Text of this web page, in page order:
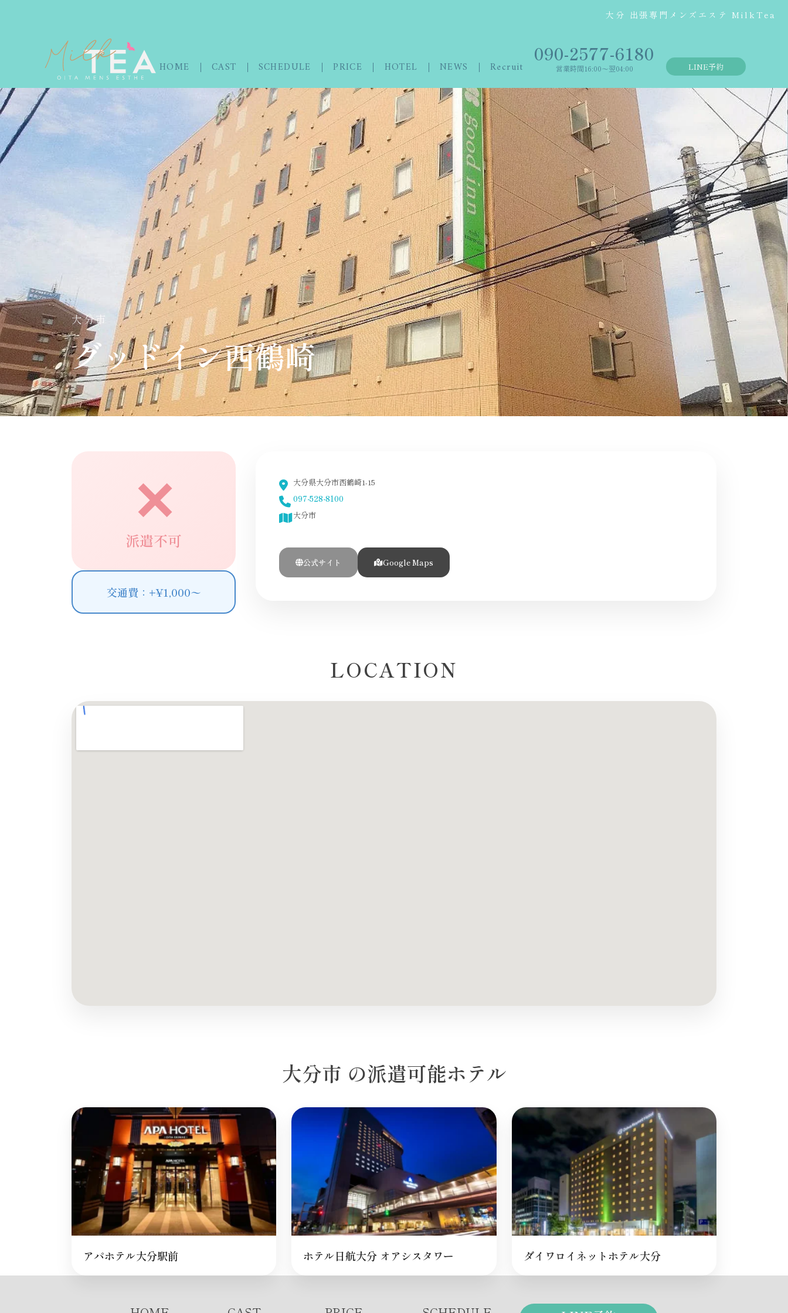
大分 出張専門メンズエステ MilkTea
HOME CAST SCHEDULE PRICE HOTEL NEWS Recruit
‭090-2577-6180
営業時間16:00〜翌04:00 LINE予約
大分市
グッドイン西鶴崎
✕
派遣不可
交通費：+¥1,000〜
大分県大分市西鶴崎1-15
097-528-8100
大分市
公式サイト Google Maps
LOCATION
大分市 の派遣可能ホテル
アパホテル大分駅前 ホテル日航大分 オアシスタワー ダイワロイネットホテル大分